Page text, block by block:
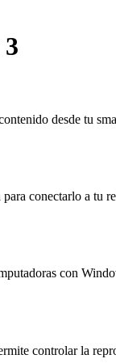
desde tu
conectarlo a tu
con
controlar la